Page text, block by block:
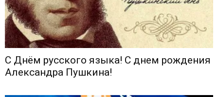
С Днём русского языка! С днем рождения
Александра Пушкина!